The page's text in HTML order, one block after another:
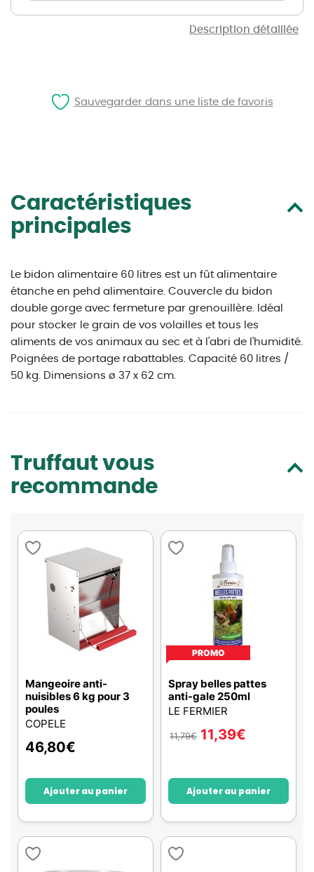
Description détaillée
Caractéristiques
principales
Le bidon alimentaire 60 litres est un fût alimentaire
étanche en pehd alimentaire. Couvercle du bidon
double gorge avec fermeture par grenouillère. Idéal
pour stocker le grain de vos volailles et tous les
aliments de vos animaux au sec et à l'abri de l'humidité.
Poignées de portage rabattables. Capacité 60 litres /
50 kg. Dimensions ø 37 x 62 cm.
Truffaut vous
recommande
Mangeoire anti-
nuisibles 6 kg pour 3
poules
COPELE
46,80€
Ajouter au panier
PROMO
Spray belles pattes
anti-gale 250ml
LE FERMIER
11,79€ 11,39€
Ajouter au panier
Sauvegarder dans une liste de favoris